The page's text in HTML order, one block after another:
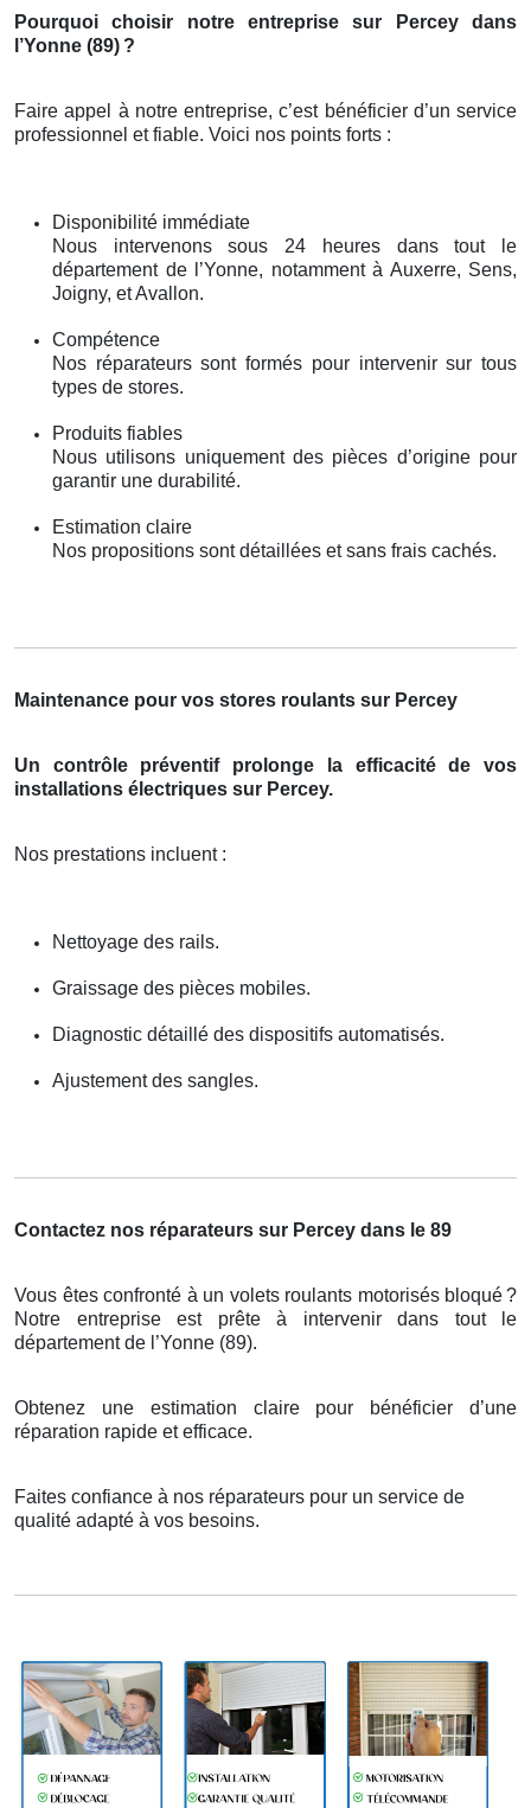
Pourquoi choisir notre entreprise sur Percey dans
l’Yonne (89) ?
Faire appel à notre entreprise, c’est bénéficier d’un service
professionnel et fiable. Voici nos points forts :
Disponibilité immédiate
Nous intervenons sous 24 heures dans tout le
département de l’Yonne, notamment à Auxerre, Sens,
Joigny, et Avallon.
Compétence
Nos réparateurs sont formés pour intervenir sur tous
types de stores.
Produits fiables
Nous utilisons uniquement des pièces d’origine pour
garantir une durabilité.
Estimation claire
Nos propositions sont détaillées et sans frais cachés.
Maintenance pour vos stores roulants sur Percey
Un contrôle préventif prolonge la efficacité de vos
installations électriques sur Percey.
Nos prestations incluent :
Nettoyage des rails.
Graissage des pièces mobiles.
Diagnostic détaillé des dispositifs automatisés.
Ajustement des sangles.
Contactez nos réparateurs sur Percey dans le 89
Vous êtes confronté à un volets roulants motorisés bloqué?
Notre entreprise est prête à intervenir dans tout le
département de l ’Yonne (89).
Obtenez une estimation claire pour bénéficier d’une
réparation rapide et efficace.
Faites confiance à nos réparateurs pour un service de
qualité adapté à vos besoins.